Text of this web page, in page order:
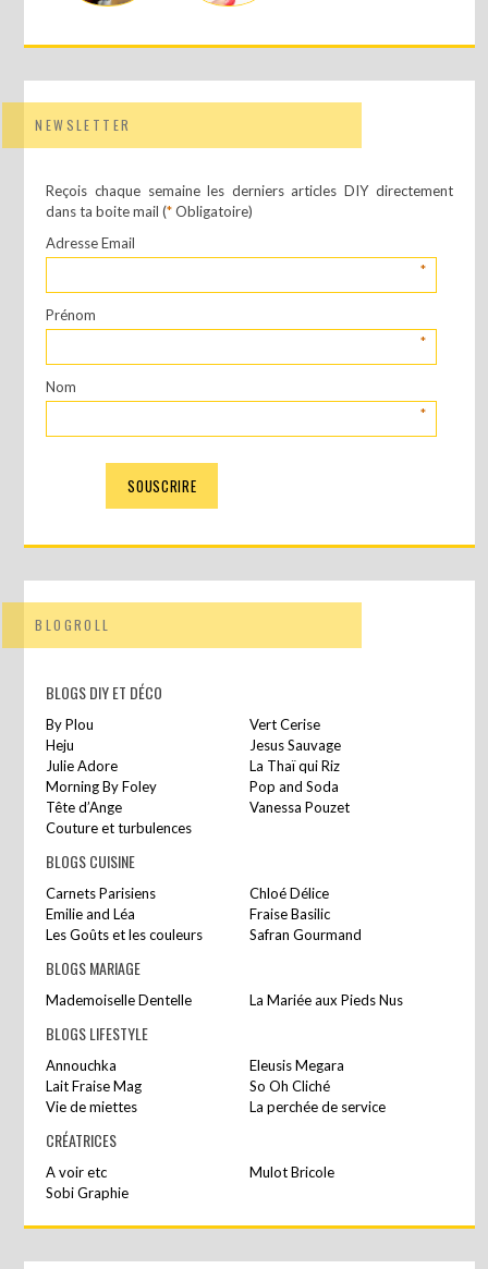
NEWSLETTER
Reçois chaque semaine les derniers articles DIY directement
dans ta boite mail (*Obligatoire)
Adresse Email
*
Prénom
*
Nom
*
BLOGROLL
BLOGS DIY ET DÉCO
By Plou
Vert Cerise
Heju
Jesus Sauvage
Julie Adore
La Thaï qui Riz
Morning By Foley
Pop and Soda
Tête d’Ange
Vanessa Pouzet
Couture et turbulences
BLOGS CUISINE
Carnets Parisiens
Chloé Délice
Emilie and Léa
Fraise Basilic
Les Goûts et les couleurs
Safran Gourmand
BLOGS MARIAGE
Mademoiselle Dentelle La Mariée aux Pieds Nus
BLOGS LIFESTYLE
Annouchka
Eleusis Megara
Lait Fraise Mag
So Oh Cliché
Vie de miettes
La perchée de service
CRÉATRICES
A voir etc
Mulot Bricole
Sobi Graphie